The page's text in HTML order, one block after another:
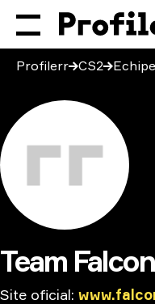
Profilerr CS2
Team
Site oficial: